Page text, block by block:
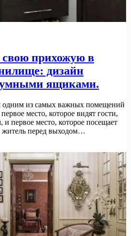
свою прихожую в
дизайн
умными ящиками.
одним из самых важных помещений
место, которое видят гости,
и первое место, которое посещает
перед выходом…